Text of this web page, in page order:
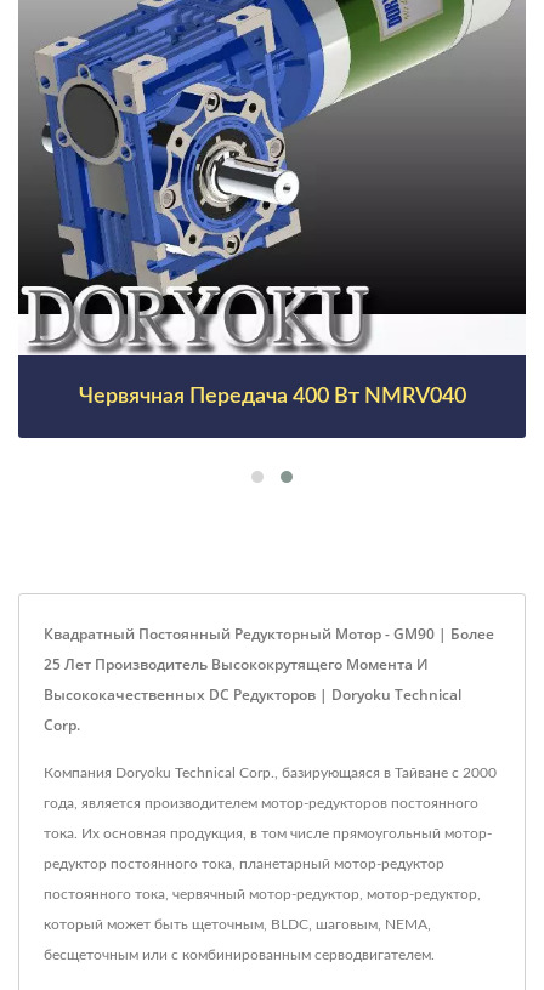
Червячная Передача 400 Вт NMRV040
Квадратный Постоянный Редукторный Мотор - GM90 | Более
25 Лет Производитель Высококрутящего Момента И
Высококачественных DC Редукторов | Doryoku Technical
Corp.
Компания Doryoku Technical Corp., базирующаяся в Тайване с 2000
года, является производителем мотор-редукторов постоянного
тока. Их основная продукция, в том числе прямоугольный мотор-
редуктор постоянного тока, планетарный мотор-редуктор
постоянного тока, червячный мотор-редуктор, мотор-редуктор,
который может быть щеточным, BLDC, шаговым, NEMA,
бесщеточным или с комбинированным серводвигателем.